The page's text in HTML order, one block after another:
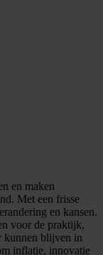
en maken
Met een frisse
en kansen.
voor de praktijk,
kunnen blijven in
inflatie, innovatie